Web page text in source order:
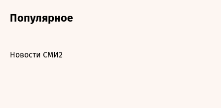
Популярное
Новости СМИ2